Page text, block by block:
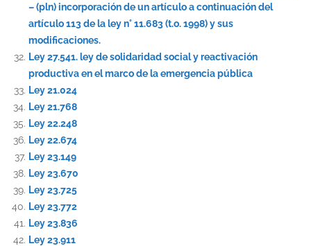
– (pln) incorporación de un artículo a continuación del
artículo 113 de la ley n° 11.683 (t.o. 1998) y sus
modificaciones.
Ley 27.541. ley de solidaridad social y reactivación
productiva en el marco de la emergencia pública
Ley 21.024
Ley 21.768
Ley 22.248
Ley 22.674
Ley 23.149
Ley 23.670
Ley 23.725
Ley 23.772
Ley 23.836
Ley 23.911